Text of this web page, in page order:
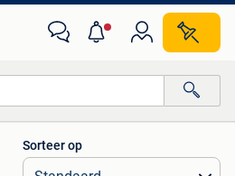
afstanden…
Sorteer op